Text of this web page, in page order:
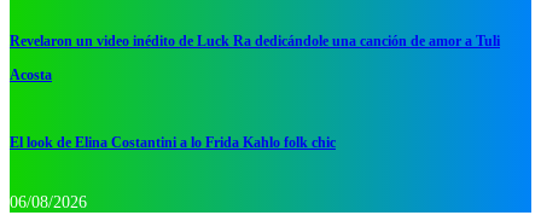
Revelaron un video inédito de Luck Ra dedicándole una canción de amor a Tuli
Acosta
El look de Elina Costantini a lo Frida Kahlo folk chic
06/08/2026